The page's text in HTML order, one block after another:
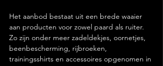
Het aanbod bestaat uit een brede waaier
aan producten voor zowel paard als ruiter.
Zo zijn onder meer zadeldekjes, oornetjes,
beenbescherming, rijbroeken,
trainingsshirts en accessoires opgenomen in